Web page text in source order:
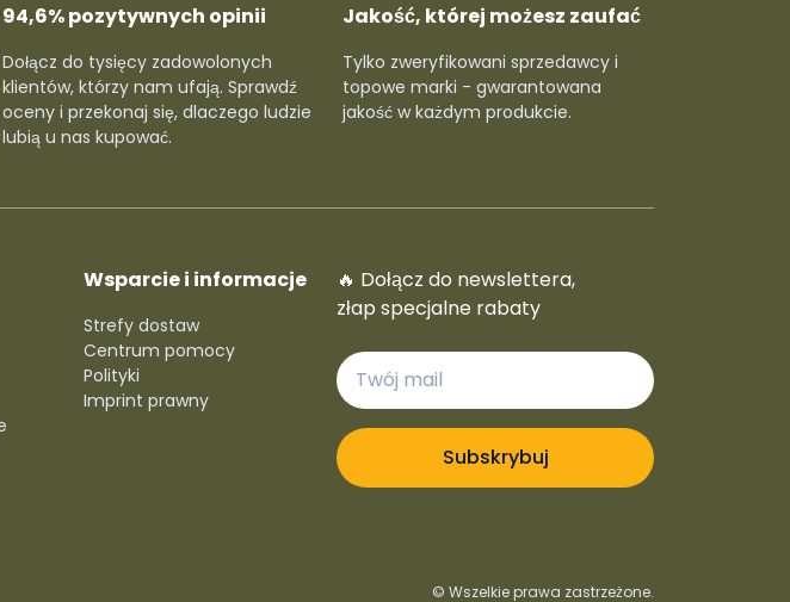
94,6% pozytywnych opinii
Dołącz do tysięcy zadowolonych
klientów, którzy nam ufają. Sprawdź
oceny i przekonaj się, dlaczego ludzie
lubią u nas kupować.
Jakość, której możesz zaufać
Tylko zweryfikowani sprzedawcy i
topowe marki - gwarantowana
jakość w każdym produkcie.
Wsparcie i informacje
Strefy dostaw
Centrum pomocy
Polityki
Imprint prawny
🔥 Dołącz do newslettera,
złap specjalne rabaty
Subskrybuj
© Wszelkie prawa zastrzeżone.